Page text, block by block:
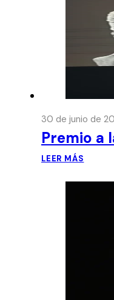
30 de junio de
Premio a
LEER MÁS